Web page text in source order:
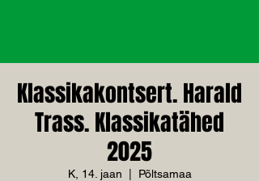
Klassikakontsert. Harald
Trass. Klassikatähed
2025
K, 14. jaan Põltsamaa